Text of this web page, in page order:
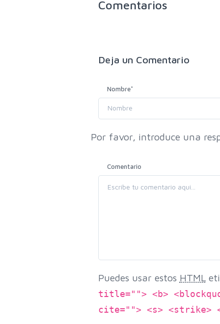
Comentarios
Deja un Comentario
Nombre*
Por favor, introduce una
Comentario
Puedes usar estos HTML
title=""> <b>
cite=""> <s> <strike>